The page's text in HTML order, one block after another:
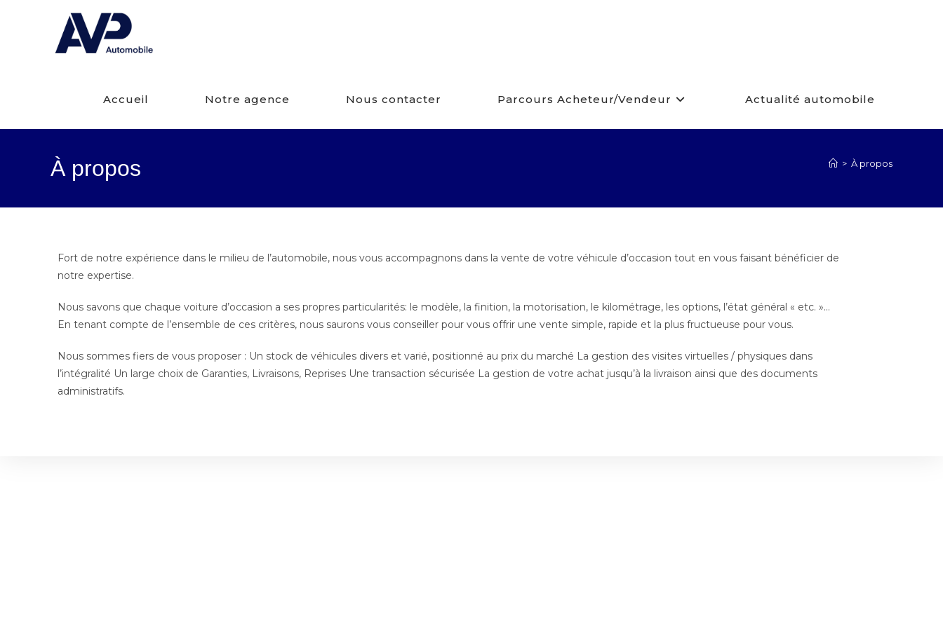
Accueil Notre agence Nous contacter Parcours Acheteur/Vendeur Actualité automobile
À propos > À propos
Fort de notre expérience dans le milieu de l’automobile, nous vous accompagnons dans la vente de votre véhicule d’occasion tout en vous faisant bénéficier de
notre expertise.
Nous savons que chaque voiture d’occasion a ses propres particularités: le modèle, la finition, la motorisation, le kilométrage, les options, l’état général « etc. »…
En tenant compte de l’ensemble de ces critères, nous saurons vous conseiller pour vous offrir une vente simple, rapide et la plus fructueuse pour vous.
Nous sommes fiers de vous proposer : Un stock de véhicules divers et varié, positionné au prix du marché La gestion des visites virtuelles / physiques dans
l’intégralité Un large choix de Garanties, Livraisons, Reprises Une transaction sécurisée La gestion de votre achat jusqu’à la livraison ainsi que des documents
administratifs.